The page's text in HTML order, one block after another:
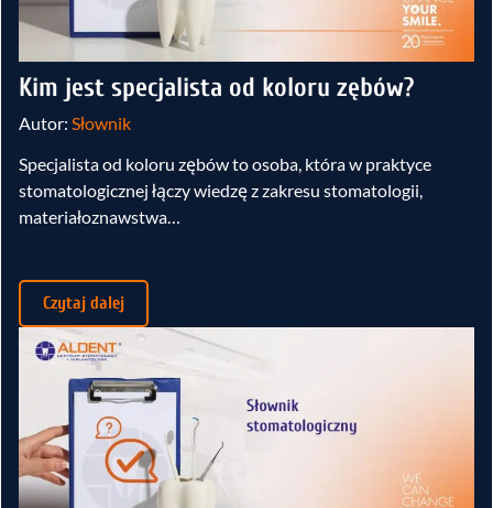
Kim jest specjalista od koloru zębów?
Autor: Słownik
Specjalista od koloru zębów to osoba, która w praktyce
stomatologicznej łączy wiedzę z zakresu stomatologii,
materiałoznawstwa…
Czytaj dalej